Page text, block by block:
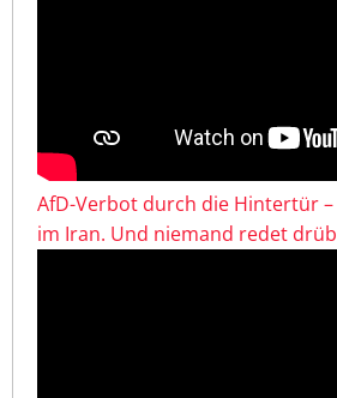
AfD-Verbot durch die Hintertür
im Iran. Und niemand redet